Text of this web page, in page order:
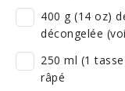
400 g (14 oz)
décongelée
250 ml (1
râpé